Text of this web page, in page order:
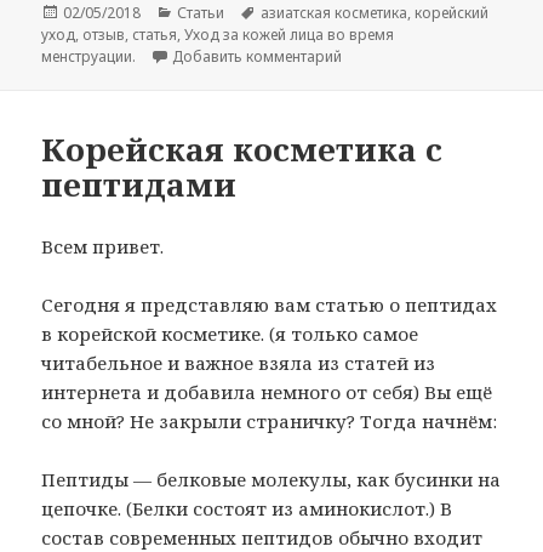
Опубликовано
02/05/2018 Рубрики
Статьи Метки
азиатская косметика, корейский
уход, отзыв, статья,Уход за кожей лица во время
менструации.
Добавить комментарий
Корейская косметика с
пептидами
Всем привет.
Сегодня я представляю вам статью о пептидах
в корейской косметике. (я только самое
читабельное и важное взяла из статей из
интернета и добавила немного от себя) Вы ещё
со мной? Не закрыли страничку? Тогда начнём:
Пептиды — белковые молекулы, как бусинки на
цепочке. (Белки состоят из аминокислот.) В
состав современных пептидов обычно входит